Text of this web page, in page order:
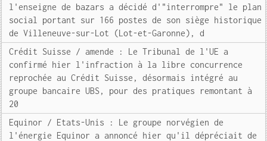
l'enseigne de bazars a décidé d'"interrompre" le plan
social portant sur 166 postes de son siège historique
de Villeneuve-sur-Lot (Lot-et-Garonne), d
Crédit Suisse / amende : Le Tribunal de l'UE a
confirmé hier l'infraction à la libre concurrence
reprochée au Crédit Suisse, désormais intégré au
groupe bancaire UBS, pour des pratiques remontant à
20
Equinor / Etats-Unis : Le groupe norvégien de
l'énergie Equinor a annoncé hier qu'il dépréciait de